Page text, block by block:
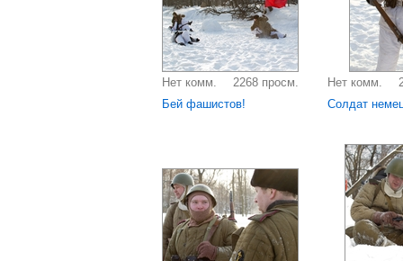
Нет комм.
2268 просм.
Бей фашистов!
Нет комм.
Солдат